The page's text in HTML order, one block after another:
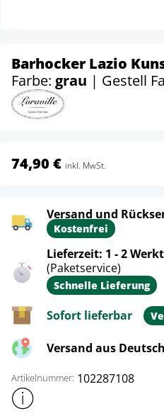
Barhocker Lazio
Farbe: grau | Gestell
74,90 € inkl. MwSt.
Versand und
Kostenfrei
Lieferzeit: 1 - 2
(Paketservice)
Schnelle Lieferung
Sofort lieferbar
Versand aus
Artikelnummer: 102287108
Weitere Produktinformationen